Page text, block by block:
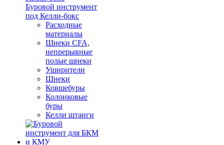
Буровой инструмент
под Келли-бокс
Расходные
материалы
Шнеки CFA,
непрерывные
полые шнеки
Уширители
Шнеки
Ковшебуры
Колонковые
буры
Келли штанги